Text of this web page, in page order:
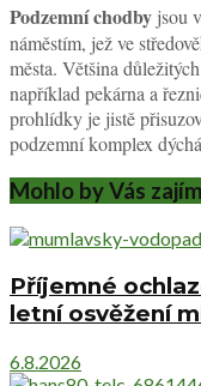
Podzemní chodby jsou
náměstím, jež ve
města. Většina
například pekárna a
prohlídky je jistě
podzemní komplex
Mohlo by Vás
Příjemné
letní osvěžení
6.8.2026